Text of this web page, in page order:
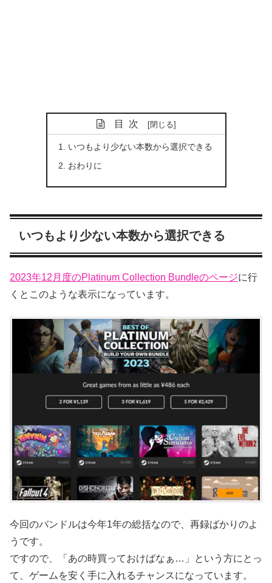
目次
いつもより少ない本数から選択できる
おわりに
いつもより少ない本数から選択できる
2023年12月度のPlatinum Collection Bundleのページに行
くとこのような表示になっています。
今回のバンドルは今年1年の総括なので、再録ばかりのよ
うです。
ですので、「あの時買っておけばなぁ…」という方にとっ
て、ゲームを安く手に入れるチャンスになっています。